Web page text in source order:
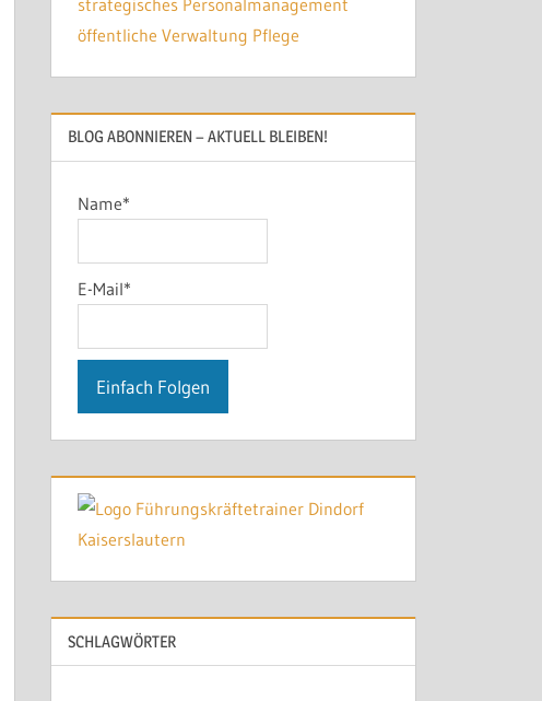
BLOG ABONNIEREN – AKTUELL BLEIBEN!
Name*
E-Mail*
SCHLAGWÖRTER